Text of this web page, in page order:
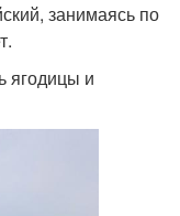
занимаясь по
ягодицы и